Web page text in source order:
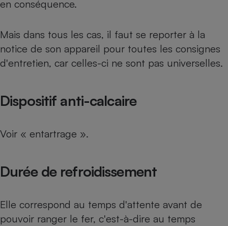
en conséquence.
Mais dans tous les cas, il faut se reporter à la
notice de son appareil pour toutes les consignes
d'entretien, car celles-ci ne sont pas universelles.
Dispositif anti-calcaire
Voir « entartrage ».
Durée de refroidissement
Elle correspond au temps d'attente avant de
pouvoir ranger le fer, c'est-à-dire au temps